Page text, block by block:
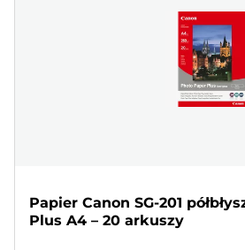
Papier Canon SG-201
Plus A4 – 20 arkuszy